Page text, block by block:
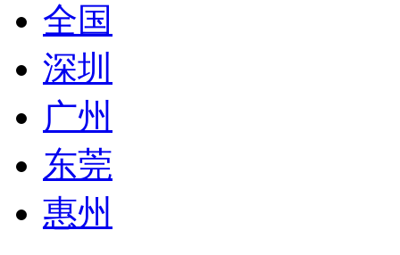
全国
深圳
广州
东莞
惠州